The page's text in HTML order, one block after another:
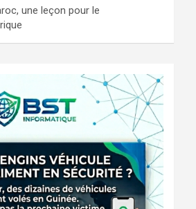
une leçon pour le